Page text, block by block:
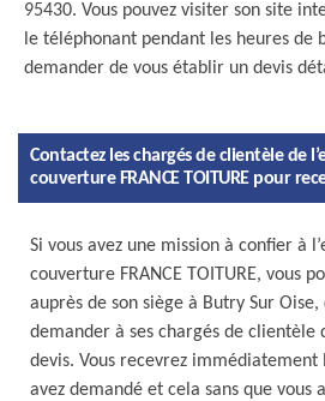
95430. Vous pouvez visiter son site
le téléphonant pendant les heures de
demander de vous établir un devis
Contactez les chargés de clientèle de
couverture FRANCE TOITURE pour
Si vous avez une mission à confier à
couverture FRANCE TOITURE, vous
auprès de son siège à Butry Sur
demander à ses chargés de clientèle
devis. Vous recevrez immédiatement
avez demandé et cela sans que vous